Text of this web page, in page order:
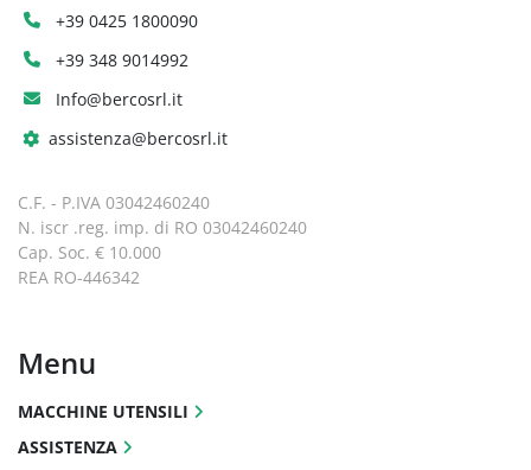
+39 0425 1800090
+39 348 9014992
Info@bercosrl.it
assistenza@bercosrl.it
C.F. - P.IVA 03042460240
N. iscr .reg. imp. di RO 03042460240
Cap. Soc. € 10.000
REA RO-446342
Menu
MACCHINE UTENSILI
ASSISTENZA